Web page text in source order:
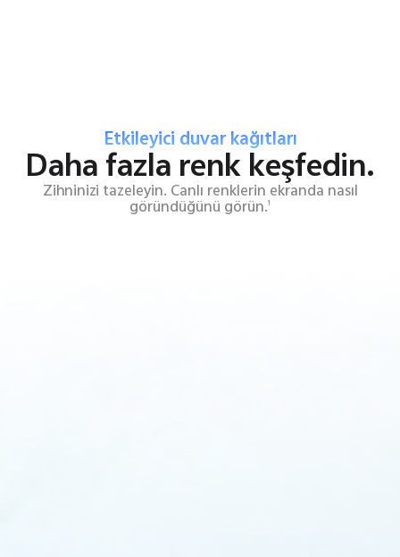
Etkileyici duvar kağıtları
Daha fazla renk keşfedin.
Zihninizi tazeleyin. Canlı renklerin ekranda nasıl
göründüğünü görün.1